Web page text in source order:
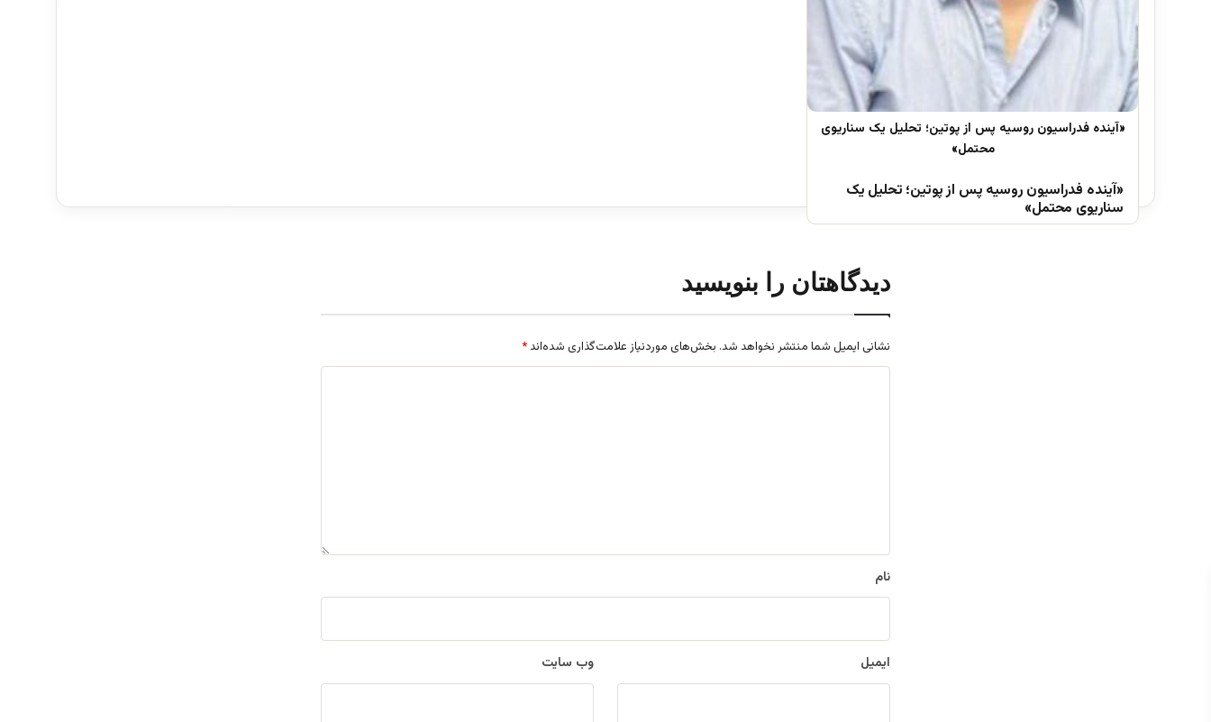
«آینده فدراسیون روسیه پس از پوتین؛ تحلیل یک
سناریوی محتمل»
دیدگاهتان را بنویسید
نشانی ایمیل شما منتشر نخواهد شد. بخش‌های موردنیاز علامت‌گذاری شده‌اند *
نام
ایمیل وب‌ سایت